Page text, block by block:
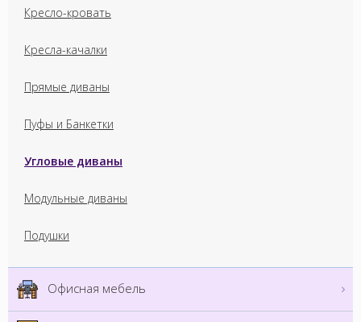
Кресло-кровать
Кресла-качалки
Прямые диваны
Пуфы и Банкетки
Угловые диваны
Модульные диваны
Подушки
Офисная мебель